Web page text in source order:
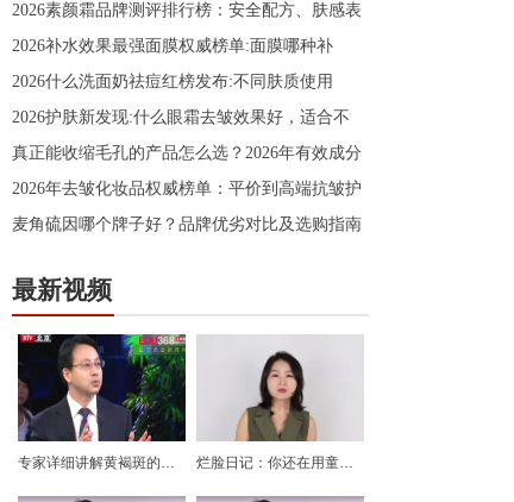
2026素颜霜品牌测评排行榜：安全配方、肤感表
2026补水效果最强面膜权威榜单:面膜哪种补
2026什么洗面奶祛痘红榜发布:不同肤质使用
2026护肤新发现:什么眼霜去皱效果好，适合不
真正能收缩毛孔的产品怎么选？2026年有效成分
2026年去皱化妆品权威榜单：平价到高端抗皱护
麦角硫因哪个牌子好？品牌优劣对比及选购指南
最新视频
专家详细讲解黄褐斑的产生及治疗 烂脸日记：你还在用童颜神器吗？